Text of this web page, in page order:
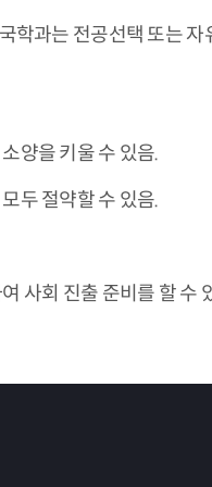
학과는 전공선택 또는
양을 키울 수 있음.
두 절약할 수 있음.
사회 진출 준비를 할 수